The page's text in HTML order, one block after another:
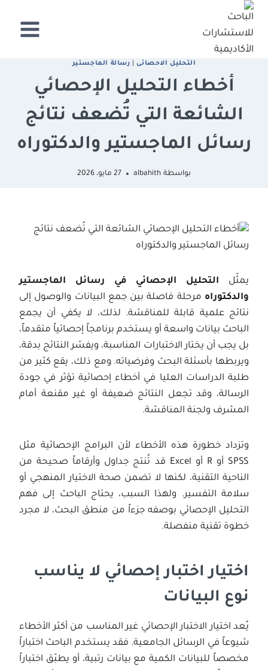
التجاوز
اﻟﺘﺤﻠﻴﻞ اﻻﺣﺼﺎﺋﻰ رﺳﺎﻟﺔ اﻟﻤﺎﺟﺴﺘﻴﺮ
أخطاء التحليل الإحصائي
الشائعة التي تُضعف نتائج
رسائل الماجستير والدكتوراه
بواسطة albahith 27 مايو، 2026
يمثّل التحليل الإحصائي في رسائل الماجستير
والدكتوراه مرحلة فاصلة بين جمع البيانات والوصول إلى
نتائج علمية قابلة للمناقشة. لذلك، لا يكفي أن يجمع
الباحث بيانات واسعة أو يستخدم برنامجاً إحصائياً متقدماً،
بل يجب أن يختار الاختبارات المناسبة، ويفسّر النتائج بدقة،
ويربطها بأسئلة البحث وفرضياته. ومع ذلك، يقع كثير من
طلبة الدراسات العليا في أخطاء إحصائية تؤثر في جودة
الرسالة، وقد تجعل النتائج ضعيفة أو غير مقنعة أمام
المشرف ولجنة المناقشة.
وتزداد خطورة هذه الأخطاء لأن البرامج الإحصائية مثل
SPSS أو R أو Excel قد تُنتج جداول وأرقاماً صحيحة من
الناحية التقنية، لكنها لا تضمن صحة الاختيار المنهجي أو
سلامة التفسير. ولهذا السبب، يحتاج الباحث إلى فهم
التحليل الإحصائي بوصفه جزءاً من منطق البحث، لا مجرد
خطوة تقنية منفصلة.
اختيار اختبار إحصائي لا يناسب
نوع البيانات
يُعد اختيار الاختبار الإحصائي غير المناسب من أكثر الأخطاء
شيوعاً في الرسائل الجامعية. فقد يستخدم الباحث اختباراً
مخصصاً للبيانات الكمية مع بيانات رتبية، أو يطبّق اختباراً